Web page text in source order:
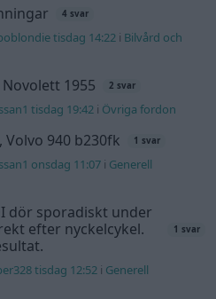
4 svar
tisdag 14:22 i Bilvård och
1955 2 svar
tisdag 19:42 i Övriga fordon
940 b230fk 1 svar
onsdag 11:07 i Generell
dör sporadiskt under
efter nyckelcykel.
1 svar
tisdag 12:52 i Generell